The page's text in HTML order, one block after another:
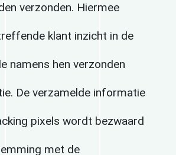
verzonden. Hiermee
klant inzicht in de
namens hen verzonden
De verzamelde informatie
pixels wordt bezwaard
met de